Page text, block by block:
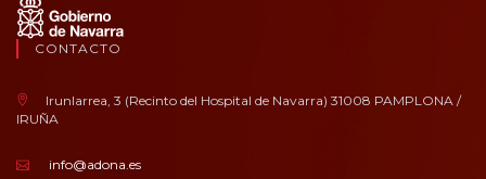
CONTACTO
Irunlarrea, 3 (Recinto del Hospital de Navarra) 31008 PAMPLONA /
IRUÑA
info@adona.es